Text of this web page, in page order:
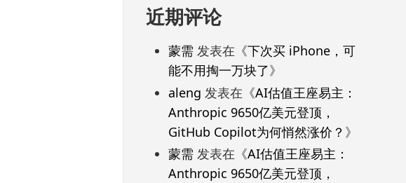
近期评论
蒙需发表在《下次买 iPhone，可
能不用掏一万块了》
aleng 发表在《AI估值王座易主：
Anthropic 9650亿美元登顶，
GitHub Copilot为何悄然涨价？ 》
蒙需发表在《AI估值王座易主：
Anthropic 9650亿美元登顶，